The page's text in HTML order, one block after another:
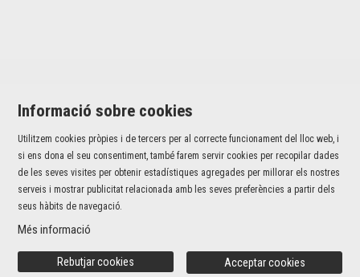
Jaume I, 42 baixos | 17001 Girona
T 972 226 527 |info@fundaciovalvi.cat
Sitemap | Avís Legal
Informació sobre cookies
Utilitzem cookies pròpies i de tercers per al correcte funcionament del lloc web, i
si ens dona el seu consentiment, també farem servir cookies per recopilar dades
de les seves visites per obtenir estadístiques agregades per millorar els nostres
serveis i mostrar publicitat relacionada amb les seves preferències a partir dels
seus hàbits de navegació.
Més informació
Acceptar cookies
Rebutjar cookies